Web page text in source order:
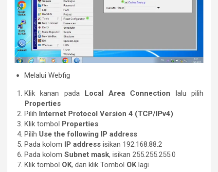
Melalui Webfig
Klik kanan pada Local Area Connection lalu pilih
Properties
Pilih Internet Protocol Version 4 (TCP/IPv4)
Klik tombol Properties
Pilih Use the following IP address
Pada kolom IP address isikan 192.168.88.2
Pada kolom Subnet mask, isikan 255.255.255.0
Klik tombol OK, dan klik Tombol OKlagi